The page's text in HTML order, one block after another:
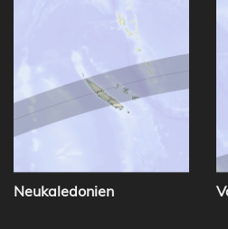
Neukaledonien